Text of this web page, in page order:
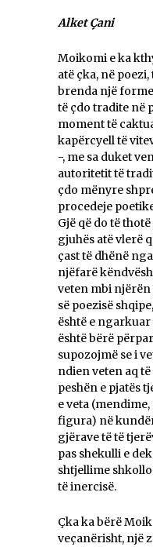
Alket Çani
Moikomi e ka
atë çka, në
brenda një
të çdo tradite në
moment të
kapërcyell të
-, me sa duket
autoritetit të
çdo mënyre
procedeje
Gjë që do të
gjuhës atë vlerë
çast të dhënë
njëfarë
veten mbi njërën
së poezisë
është e
është bërë
supozojmë se i
ndien veten aq
peshën e pjatës
e veta
figura) në
gjërave të të
pas shekulli e
shtjellime
të inercisë.
Çka ka bërë
veçanërisht, një